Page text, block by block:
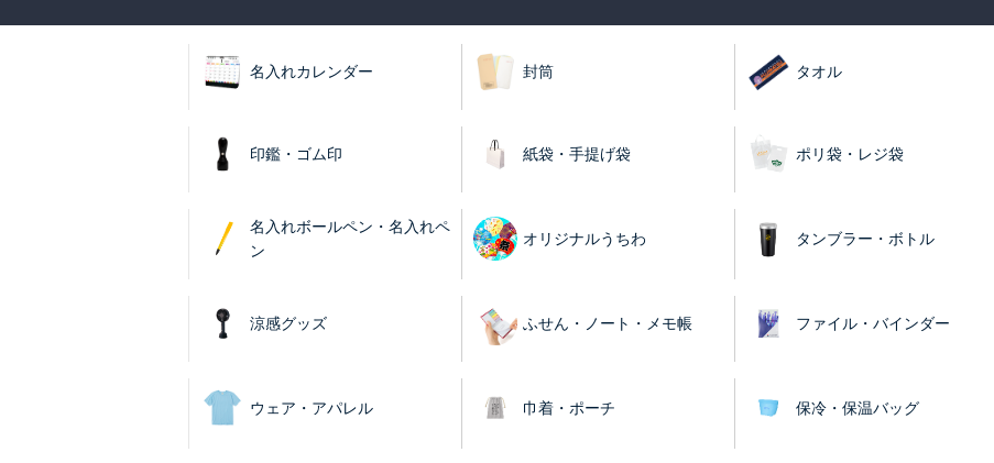
名入れカレンダー 封筒 タオル
印鑑・ゴム印 紙袋・手提げ袋 ポリ袋・レジ袋
名入れボールペン・名入れペ
ン
オリジナルうちわ タンブラー・ボトル
涼感グッズ ふせん・ノート・メモ帳 ファイル・バインダー
ウェア・アパレル 巾着・ポーチ 保冷・保温バッグ